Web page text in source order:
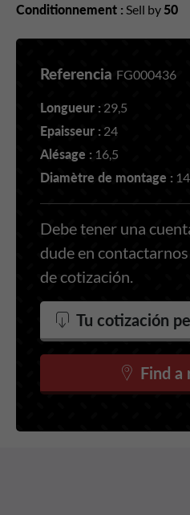
Conditionnement : Sell by 50
Referencia FG000436
Longueur : 29,5
Epaisseur : 24
Alésage : 16,5
Diamètre de montage : 14
Debe tener una
dude en
de cotización.
Tu cotización
Find a